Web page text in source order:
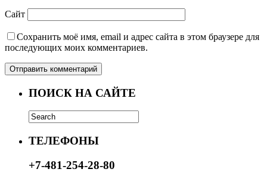
Сайт
Сохранить моё имя, email и адрес сайта в этом браузере для
последующих моих комментариев.
ПОИСК НА САЙТЕ
ТЕЛЕФОНЫ
+7-481-254-28-80